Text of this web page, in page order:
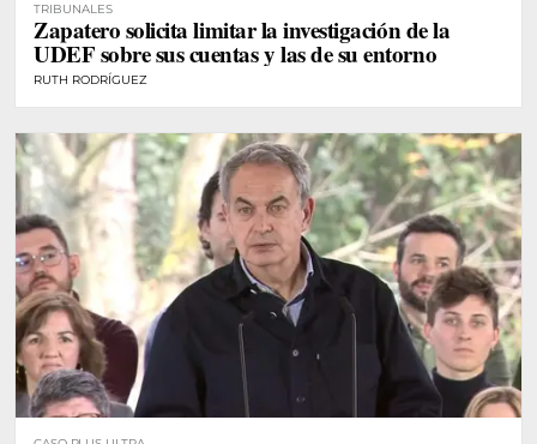
TRIBUNALES
Zapatero solicita limitar la investigación de la
UDEF sobre sus cuentas y las de su entorno
RUTH RODRÍGUEZ